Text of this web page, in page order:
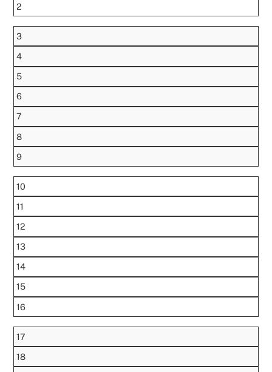
2
3
4
5
6
7
8
9
10
11
12
13
14
15
16
17
18